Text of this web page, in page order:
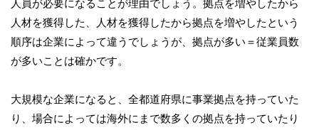
人員が必要になることが理由でしょう。拠点を増やしたから
人材を獲得した、人材を獲得したから拠点を増やしたという
順序は企業によって違うでしょうが、拠点が多い＝従業員数
が多いことは確かです。
大規模な企業になると、全都道府県に事業拠点を持っていた
り、場合によっては海外にまで数多くの拠点を持っていたり